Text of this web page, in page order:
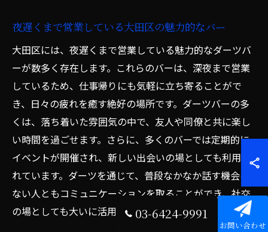
夜遅くまで営業している大田区の魅力的なバー
大田区には、夜遅くまで営業している魅力的なダーツバ
ーが数多く存在します。これらのバーは、深夜まで営業
しているため、仕事帰りにも気軽に立ち寄ることがで
き、日々の疲れを癒す絶好の場所です。ダーツバーの多
くは、落ち着いた雰囲気の中で、友人や同僚と共に楽し
い時間を過ごせます。さらに、多くのバーでは定期的に
イベントが開催され、新しい出会いの場としても利用さ
れています。ダーツを通じて、普段なかなか話す機会の
ない人ともコミュニケーションを取ることができ、社交
の場としても大いに活用できます。03-6424-9991
お問い合わせ